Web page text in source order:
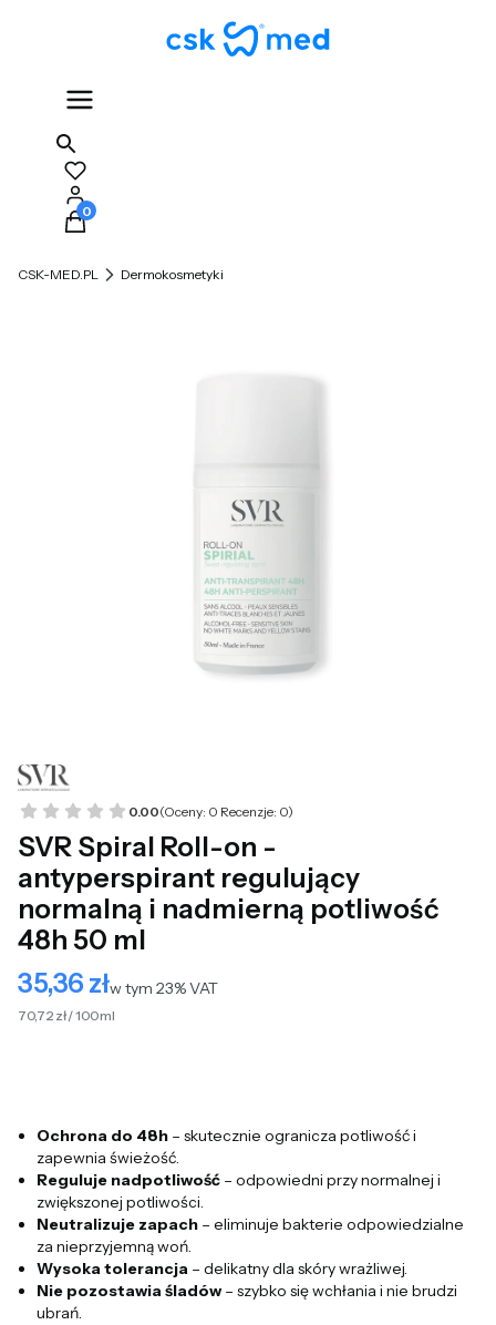
Produkty w koszyku: 0. Zobacz szczegóły
CSK-MED.PL Dermokosmetyki
0.00(Oceny: 0 Recenzje: 0)
SVR Spiral Roll-on -
antyperspirant regulujący
normalną i nadmierną potliwość
48h 50 ml
Cena
35,36 złw tym 23% VAT
w tym 23%VAT
70,72 zł / 100ml
Ochrona do 48h – skutecznie ogranicza potliwość i
zapewnia świeżość.
Reguluje nadpotliwość – odpowiedni przy normalnej i
zwiększonej potliwości.
Neutralizuje zapach – eliminuje bakterie odpowiedzialne
za nieprzyjemną woń.
Wysoka tolerancja – delikatny dla skóry wrażliwej.
Nie pozostawia śladów– szybko się wchłania i nie brudzi
ubrań.